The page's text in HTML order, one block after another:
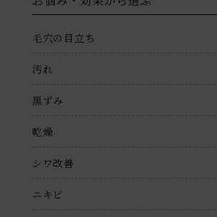
毛穴の目立ち
汚れ
黒ずみ
乾燥
シワ改善
ニキビ